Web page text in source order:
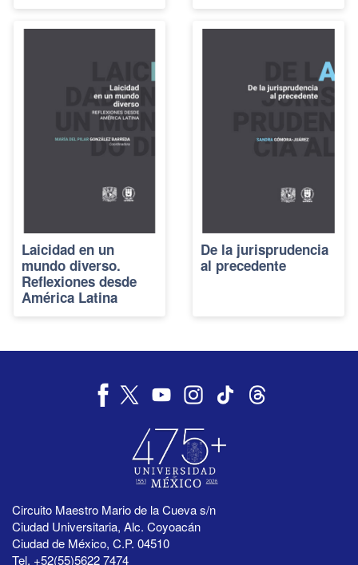
Laicidad en un
mundo diverso.
Reflexiones desde
América Latina
De la jurisprudencia
al precedente
Circuito Maestro Mario de la Cueva s/n
Ciudad Universitaria, Alc. Coyoacán
Ciudad de México, C.P. 04510
Tel. +52(55)5622 7474